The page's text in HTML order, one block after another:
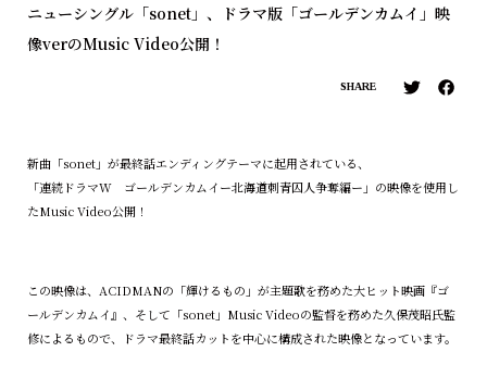
ニューシングル「sonet」、ドラマ版「ゴールデンカムイ」映
像verのMusic Video公開！
SHARE
新曲「sonet」が最終話エンディングテーマに起用されている、
「連続ドラマW ゴールデンカムイー北海道刺青囚人争奪編ー」の映像を使用し
たMusic Video公開！
この映像は、ACIDMANの「輝けるもの」が主題歌を務めた大ヒット映画『ゴ
ールデンカムイ』、そして「sonet」Music Videoの監督を務めた久保茂昭氏監
修によるもので、ドラマ最終話カットを中心に構成された映像となっています。